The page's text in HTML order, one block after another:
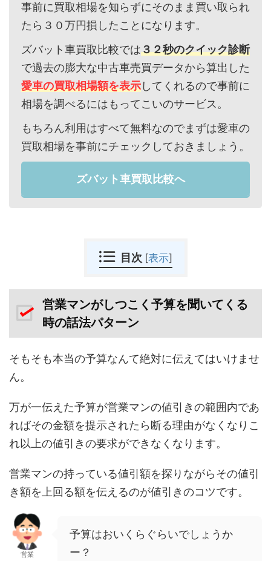
事前に買取相場を知らずにそのまま買い取られ
たら３０万円損したことになります。
ズバット車買取比較では３２秒のクイック診断
で過去の膨大な中古車売買データから算出した
愛車の買取相場額を表示してくれるので事前に
相場を調べるにはもってこいのサービス。
もちろん利用はすべて無料なのでまずは愛車の
買取相場を事前にチェックしておきましょう。
ズバット車買取比較へ
目次 [表示]
営業マンがしつこく予算を聞いてくる
時の話法パターン
そもそも本当の予算なんて絶対に伝えてはいけませ
ん。
万が一伝えた予算が営業マンの値引きの範囲内であ
ればその金額を提示されたら断る理由がなくなりこ
れ以上の値引きの要求ができなくなります。
営業マンの持っている値引額を探りながらその値引
き額を上回る額を伝えるのが値引きのコツです。
営業
予算はおいくらぐらいでしょうか
ー？